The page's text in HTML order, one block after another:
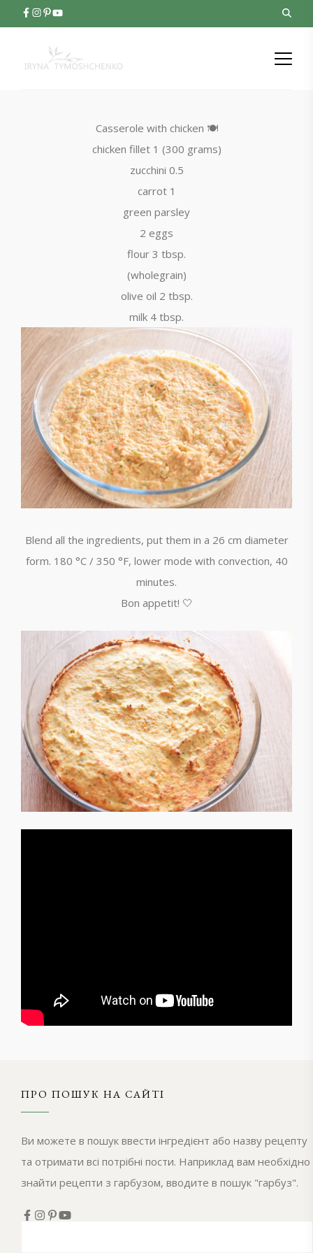
Casserole with chicken 🍽️
chicken fillet 1 (300 grams)
zucchini 0.5
carrot 1
green parsley
2 eggs
flour 3 tbsp.
(wholegrain)
olive oil 2 tbsp.
milk 4 tbsp.
Blend all the ingredients, put them in a 26 cm diameter
form. 180 °C / 350 °F, lower mode with convection, 40
minutes.
Bon appetit! 🤍
ПРО ПОШУК НА САЙТІ
Ви можете в пошук ввести інгредієнт або назву рецепту
та отримати всі потрібні пости. Наприклад вам необхідно
знайти рецепти з гарбузом, вводите в пошук "гарбуз".